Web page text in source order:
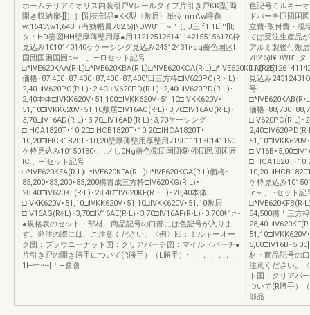
ホームテリアミオリス内装引戸Vレールタイプ片引き戸KK型]両
開き収納扉-]]］］[別売部品■KK型〈敷居〉単位mm\w呼鞠
w:1643\w1,643（有効幅員782.5)|\DW81```~＇しU三if1,1L‘`"'[]l;
タ：HD姿図HH壁厚薄璧用厚●用112125126141142155156170枠
見込み1010140140ケケーシング見込み24312431i•gg薔色国区l
国団国困国困c~．、―ロセット記号
□*IVE620KAA(R·L)□*IVE620KBA(R·L)□*IVE620KCA(R·L)□*IVE620KDA(R•L)
価格･87,400･87,400･87,400･87,400'日三方枠□IV620PC(R・L)･
2,40□IV620PC(R·L)･2,40□IV620PD(R·L)･2,40□IV620PD(R·L)･
2,40本体□IVKK620V･51,100□IVKK620V･51,10□IVKK620V･
51,10□IVKK620V･51,10敷居□IV16AC(R·L)･3,70□IV16AC(R·L)･
3,70□IV16AD(R·L)･3,70□IV16AD(R·L)･3,70ケーシング
□IHCA1820T･10,20□IHCB1820T･10,20□IHCA1820T･
10,20□IHCB1820T･10,20壁厚薄璧用厚璧用7190111130141160
ケ枠見込み10150180•、:ノし0Ng薔色⑨団国団⑨!④団邑団困匠
lC.、-•`セット記号
□*IVE620KEA(R·L)□*IVE620KFA(R·L)□*IVE620KGA(R·L)価格･
83,200･83,200･83,200構胃成三方枠□IV620KG(R·L)･
28.40□IV620KE(R·L)･28,40□IV620KF(R・L)･28,40本体
□IVKK620V･51,10□IVKK620V･51,10□IVKK620V･51,10敷居
□IV16AG(RｷL)･3,70□IV16AE(R·L)･3,70□IV16AF(R•L)･3,700ｷ1:fi-
●規格表のセット・部材・商品記号の口部には色記号が入りま
す。発注の際には、ご注意ください。〈例〉回：ミルキーオー
ク団：ブラウニーナット国：クリアバーチ図：マイルドバーチ●
片引き戸の開き勝手について(R勝手）（L勝手）•l.．．．．．．
1l--一·•--|「―會會
色記号ミルキー
ドバーチ巨団困
立費•取付費・現
ては受注生産品
アルミ製後付敷
782.5)I¥DW81;
見込み
号
価格･88,700･
□IV620PC(R·L)･
51,10□IVKK620V
□IV16B･
□IHCA1820T･
ケ枠見込み
lc~.、.•セット記
84,500構＇三方
5,00□IV16B･
材・商品記号の
注意ください。
ト国：クリアバ
ついて(R勝手）
部品